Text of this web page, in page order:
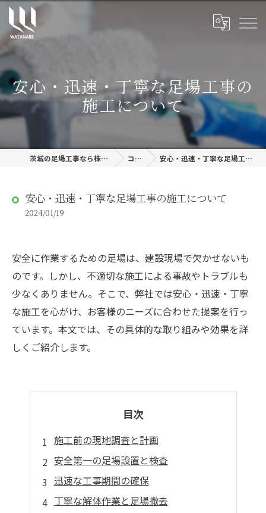
安心・迅速・丁寧な足場工事の
施工について
茨城の足場工事なら株式会社渡邊建設 コラム 安心・迅速・丁寧な足場工事の施工について
安心・迅速・丁寧な足場工事の施工について
2024/01/19
安全に作業するための足場は、建設現場で欠かせないも
のです。しかし、不適切な施工による事故やトラブルも
少なくありません。そこで、弊社では安心・迅速・丁寧
な施工を心がけ、お客様のニーズに合わせた提案を行っ
ています。本文では、その具体的な取り組みや効果を詳
しくご紹介します。
目次
施工前の現地調査と計画
安全第一の足場設置と検査
迅速な工事期間の確保
丁寧な解体作業と足場撤去